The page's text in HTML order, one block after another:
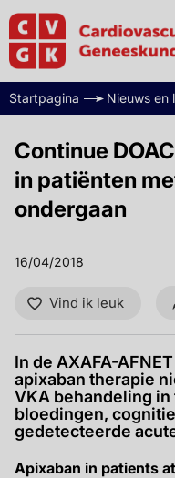
Startpagina Nieuws en
Continue
in patiënten
ondergaan
16/04/2018
Vind ik leuk
In de AXAFA-
apixaban therapie
VKA behandeling
bloedingen,
gedetecteerde
Apixaban in patients